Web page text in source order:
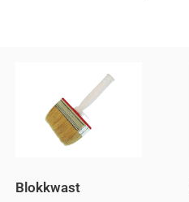
Blokkwast